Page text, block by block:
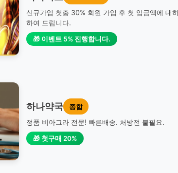
신규가입 첫충 30% 회원 가입 후 첫 입금액에 대
하여 드립니다.
🎁 이벤트 5% 진행합니다.
하나약국
종합
정품 비아그라 전문! 빠른배송. 처방전 불필요.
🎁 첫구매 20%